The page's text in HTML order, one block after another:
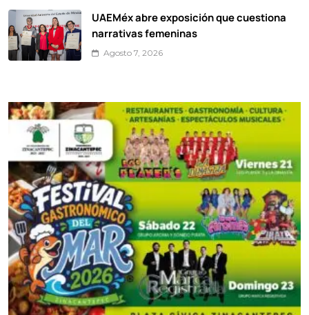
UAEMéx abre exposición que cuestiona
narrativas femeninas
Agosto 7, 2026